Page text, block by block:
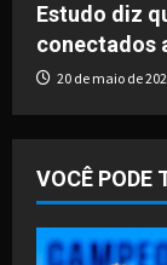
Estudo diz
conectados
20 de maio de
VOCÊ PODE